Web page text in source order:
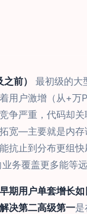
前）
最初级的大
用户激增（从+
争严重，代码却
宽—主要就是内
抗止到分布更组
务覆盖更多能等
期用户单套增长
决第二高级第一